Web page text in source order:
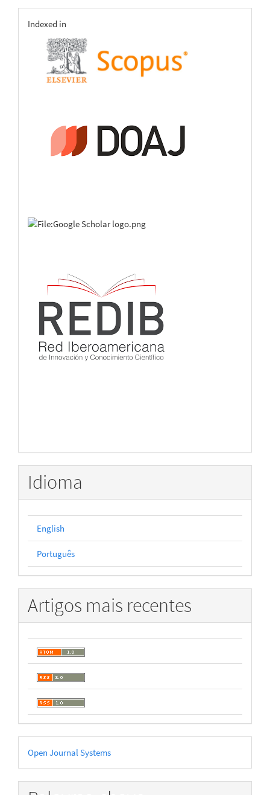
indexing
Indexed in
Idioma
English
Português
Artigos mais recentes
Desenvolvido
por
Open Journal Systems